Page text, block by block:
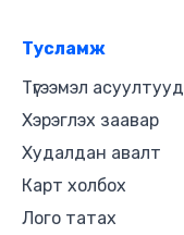
Тусламж
Түгээмэл асуултууд
Хэрэглэх заавар
Худалдан авалт
Карт холбох
Лого татах